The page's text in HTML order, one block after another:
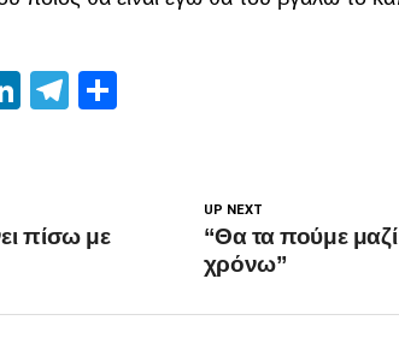
LinkedIn
Telegram
UP NEXT
“Θα τα πούμε
χρόνω”
πίσω με